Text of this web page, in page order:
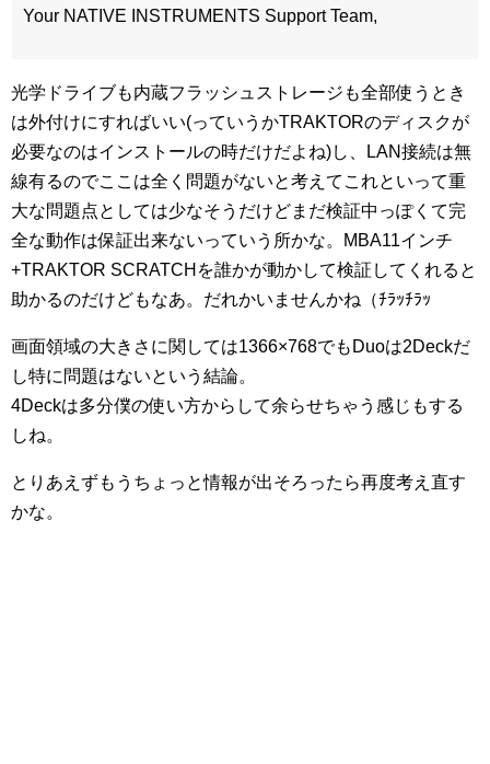
Your NATIVE INSTRUMENTS Support Team,
光学ドライブも内蔵フラッシュストレージも全部使うとき
は外付けにすればいい(っていうかTRAKTORのディスクが
必要なのはインストールの時だけだよね)し、LAN接続は無
線有るのでここは全く問題がないと考えてこれといって重
大な問題点としては少なそうだけどまだ検証中っぽくて完
全な動作は保証出来ないっていう所かな。MBA11インチ
+TRAKTOR SCRATCHを誰かが動かして検証してくれると
助かるのだけどもなあ。だれかいませんかね（ﾁﾗｯﾁﾗｯ
画面領域の大きさに関しては1366×768でもDuoは2Deckだ
し特に問題はないという結論。
4Deckは多分僕の使い方からして余らせちゃう感じもする
しね。
とりあえずもうちょっと情報が出そろったら再度考え直す
かな。